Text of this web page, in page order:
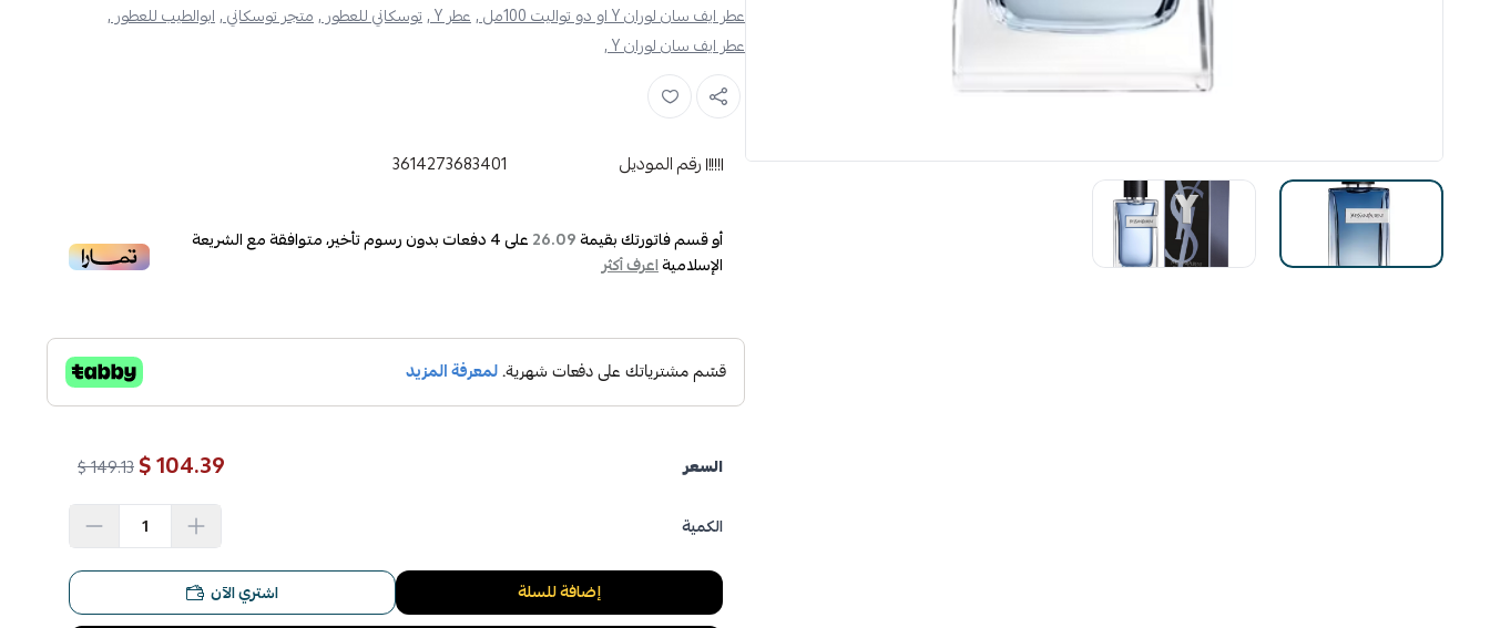
عطر ايف سان لوران Y او دو تواليت 100مل , عطر Y , توسكاني للعطور ,متجر توسكاني ,ابوالطيب للعطور ,
عطر ايف سان لوران Y ,
رقم الموديل 3614273683401
أو قسم فاتورتك بقيمة26.09 على4دفعات بدون رسوم تأخير، متوافقة مع الشريعة
الإسلاميةاعرف أكثر
السعر 104.39 $
149.13 $
الكمية
إضافة للسلة اشتري الآن